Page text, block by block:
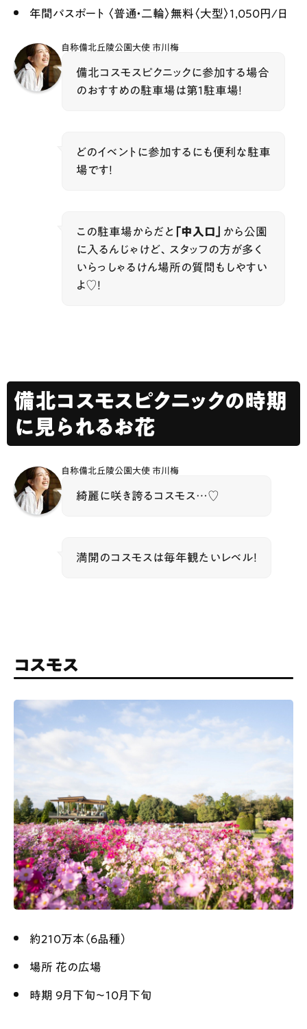
年間パスポート 〈普通・二輪〉無料〈大型〉1,050円/日
自称備北丘陵公園大使 市川梅
備北コスモスピクニックに参加する場合
のおすすめの駐車場は第1駐車場！
どのイベントに参加するにも便利な駐車
場です！
この駐車場からだと 「中入口」
から公園
に入るんじゃけど、スタッフの方が多く
いらっしゃるけん場所の質問もしやすい
よ♡！
備北コスモスピクニックの時期
に見られるお花
自称備北丘陵公園大使 市川梅
綺麗に咲き誇るコスモス…♡
満開のコスモスは毎年観たいレベル！
コスモス
約210万本（6品種）
場所 花の広場
時期 9月下旬〜10月下旬